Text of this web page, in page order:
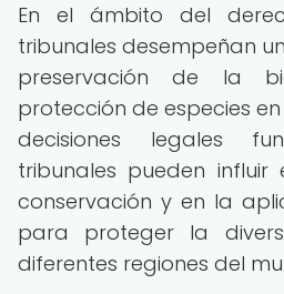
En el ámbito del
tribunales desempeñan
preservación de la
protección de especies
decisiones legales
tribunales pueden
conservación y en la
para proteger la
diferentes regiones del